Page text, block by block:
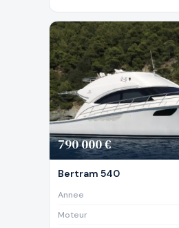
790 000 €
Bertram 540
Annee
Moteur